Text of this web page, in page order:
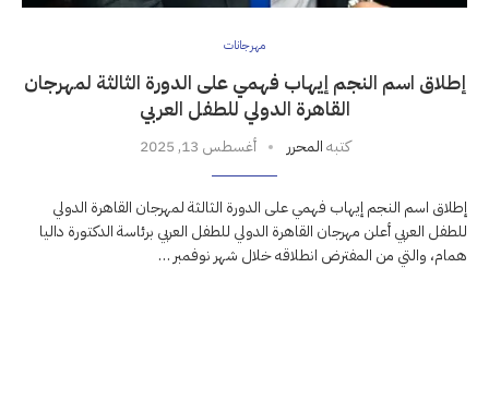
مهرجانات
إطلاق اسم النجم إيهاب فهمي على الدورة الثالثة لمهرجان
القاهرة الدولي للطفل العربي
كتبهالمحرر أغسطس 13, 2025
إطلاق اسم النجم إيهاب فهمي على الدورة الثالثة لمهرجان القاهرة الدولي
للطفل العربي أعلن مهرجان القاهرة الدولي للطفل العربي برئاسة الدكتورة داليا
همام، والتي من المفترض انطلاقه خلال شهر نوفمبر …